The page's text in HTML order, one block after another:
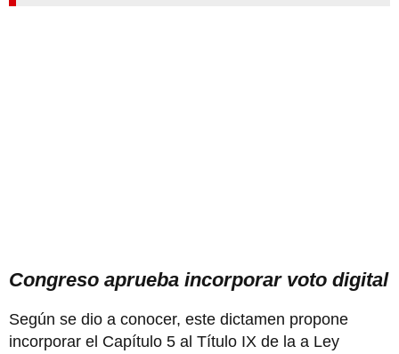
Congreso aprueba incorporar voto digital
Según se dio a conocer, este dictamen propone
incorporar el Capítulo 5 al Título IX de la a Ley